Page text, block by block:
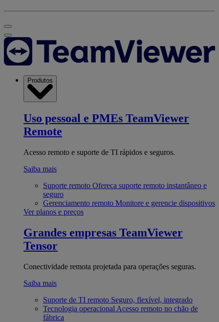
Produtos
Uso pessoal e PMEs TeamViewer
Remote
Acesso remoto e suporte de TI rápidos e seguros.
Saiba mais
Suporte remoto Ofereça suporte remoto instantâneo e
seguro
Gerenciamento remoto Monitore e gerencie dispositivos
Ver planos e preços
Grandes empresas TeamViewer
Tensor
Conectividade remota projetada para operações seguras.
Saiba mais
Suporte de TI remoto Seguro, flexível, integrado
Tecnologia operacional Acesso remoto no chão de
fábrica